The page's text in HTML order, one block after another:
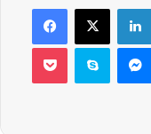
Facebook
X
Pocket Skype